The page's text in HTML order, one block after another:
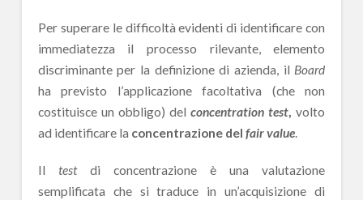
Per superare le difficoltà evidenti di identificare con
immediatezza il processo rilevante, elemento
discriminante per la definizione di azienda, il Board
ha previsto l’applicazione facoltativa (che non
costituisce un obbligo) delconcentration test, volto
ad identificare la concentrazione del fair value.
Il testdi concentrazione è una valutazione
semplificata che si traduce in un’acquisizione di